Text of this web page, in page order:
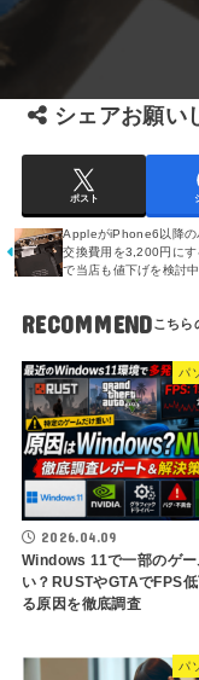
シェアお願い
ポスト
AppleがiPhone6以降の
交換費用を3,200円にす
で当店も値下げを検討中
RECOMMEND
パ
2026.04.09
Windows 11で一部のゲ
い？RUSTやGTAでFPS
る原因を徹底調査
パ